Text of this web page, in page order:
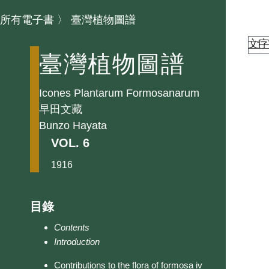
所有電子書 〉 臺灣植物圖譜
臺灣植物圖譜
Icones Plantarum Formosanarum
早田文藏
Bunzo Hayata
VOL. 6
1916
目錄
Contents
Introduction
Contributions to the flora of formosa iv
文